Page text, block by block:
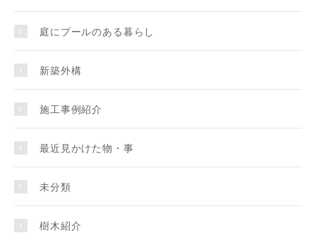
庭にプールのある暮らし
新築外構
施工事例紹介
最近見かけた物・事
未分類
樹木紹介